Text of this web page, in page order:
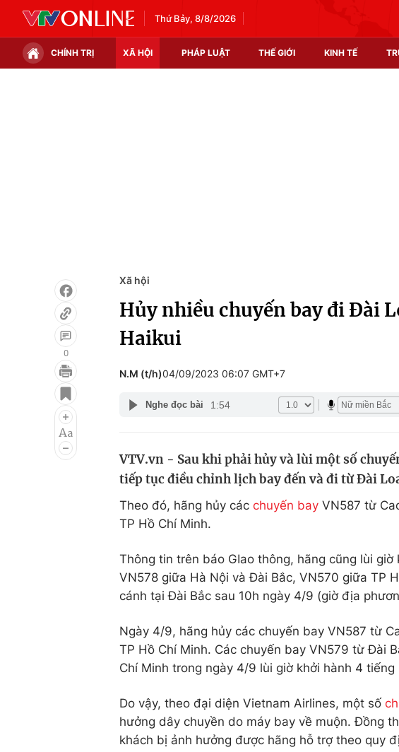
Thứ Bảy, 8/8/2026
CHÍNH TRỊ XÃ HỘI PHÁP LUẬT THẾ GIỚI KINH TẾ
Điện ảnh
Âm nhạc
Du lịch
Chất lượng cuộc sống
0
Xã hội
Hủy nhiều chuyến bay đi Đài
Haikui
N.M (t/h)04/09/2023 06:07 GMT+7
Nghe đọc bài 1:54
VTV.vn - Sau khi phải hủy và lùi một số
tiếp tục điều chỉnh lịch bay đến và đi từ Đài
Theo đó, hãng hủy các chuyến bay VN587 từ
TP Hồ Chí Minh.
Thông tin trên báo GIao thông, hãng cũng lùi
VN578 giữa Hà Nội và Đài Bắc, VN570 giữa TP
cánh tại Đài Bắc sau 10h ngày 4/9 (giờ địa
Ngày 4/9, hãng hủy các chuyến bay VN587 từ
TP Hồ Chí Minh. Các chuyến bay VN579 từ Đài
Chí Minh trong ngày 4/9 lùi giờ khởi hành 4 tiếng
Do vậy, theo đại diện Vietnam Airlines, một số
hưởng dây chuyền do máy bay về muộn. Đồng
khách bị ảnh hưởng được hãng hỗ trợ theo quy